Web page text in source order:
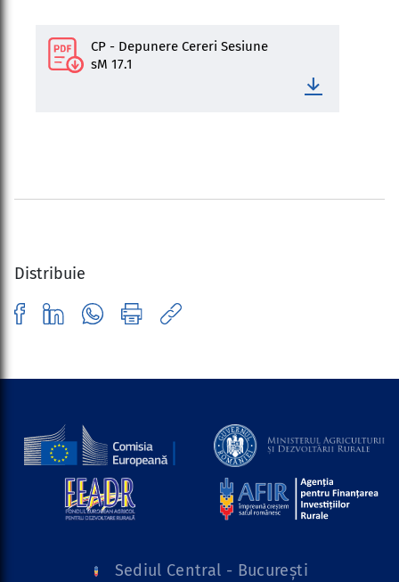
CP - Depunere Cereri Sesiune
sM 17.1
Distribuie
Sediul Central - București